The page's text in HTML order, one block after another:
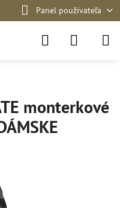
Panel používateľa
monterkové